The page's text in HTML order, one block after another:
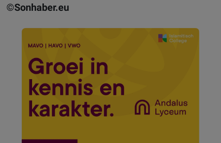
©Sonhaber.eu